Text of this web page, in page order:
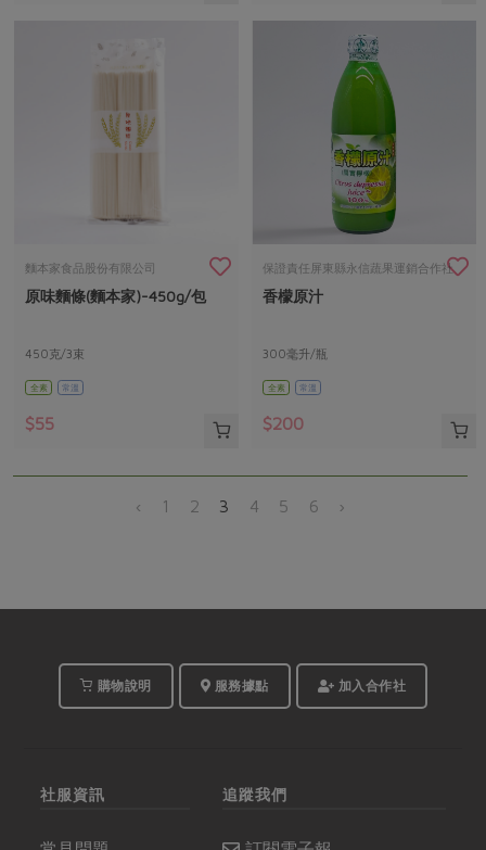
麵本家食品股份有限公司
原味麵條(麵本家)-450g/包
450克/3束
全素 常溫
$55
保證責任屏東縣永信蔬果運銷合作社
香檬原汁
300毫升/瓶
全素 常溫
$200
‹ 1 2 3 4 5 6 ›
購物說明 服務據點 加入合作社
社服資訊 追蹤我們